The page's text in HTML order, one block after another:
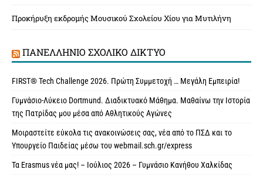
Προκήρυξη εκδρομής Μουσικού Σχολείου Χίου για Μυτιλήνη
ΠΑΝΕΛΛΉΝΙΟ ΣΧΟΛΙΚΌ ΔΊΚΤΥΟ
FIRST® Tech Challenge 2026. Πρώτη Συμμετοχή … Μεγάλη Εμπειρία!
Γυμνάσιο-Λύκειο Dortmund. Διαδικτυακό Μάθημα. Μαθαίνω την Ιστορία
της Πατρίδας μου μέσα από Αθλητικούς Αγώνες
Μοιραστείτε εύκολα τις ανακοινώσεις σας, νέα από το ΠΣΔ και το
Υπουργείο Παιδείας μέσω του webmail.sch.gr/express
Τα Erasmus νέα μας! – Ιούλιος 2026 – Γυμνάσιο Κανήθου Χαλκίδας